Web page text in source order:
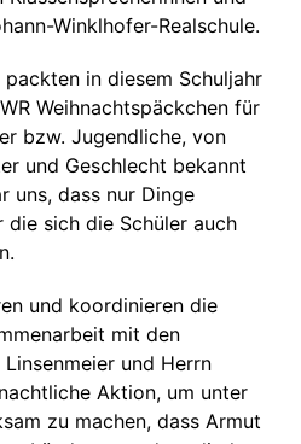
Winklhofer-Realschule.
in diesem Schuljahr
Weihnachtspäckchen für
bzw. Jugendliche, von
und Geschlecht bekannt
uns, dass nur Dinge
sich die Schüler auch
und koordinieren die
mit den
und Herrn
Aktion, um unter
zu machen, dass Armut